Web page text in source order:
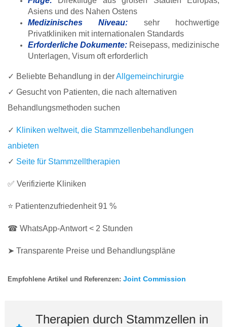
Asiens und des Nahen Ostens
Medizinisches Niveau: sehr hochwertige
Privatkliniken mit internationalen Standards
Erforderliche Dokumente: Reisepass, medizinische
Unterlagen, Visum oft erforderlich
✓ Beliebte Behandlung in derAllgemeinchirurgie
✓ Gesucht von Patienten, die nach alternativen
Behandlungsmethoden suchen
✓ Kliniken weltweit, die Stammzellenbehandlungen
anbieten
✓ Seite für Stammzelltherapien
✅ Verifizierte Kliniken
⭐ Patientenzufriedenheit 91 %
☎ WhatsApp-Antwort < 2 Stunden
➤ Transparente Preise und Behandlungspläne
Empfohlene Artikel und Referenzen: Joint Commission
Therapien durch Stammzellen in